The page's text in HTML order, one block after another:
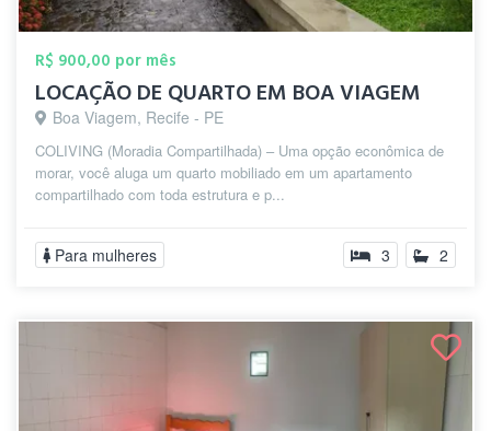
R$ 900,00 por mês
LOCAÇÃO DE QUARTO EM BOA VIAGEM
Boa Viagem, Recife - PE
COLIVING (Moradia Compartilhada) – Uma opção econômica de
morar, você aluga um quarto mobiliado em um apartamento
compartilhado com toda estrutura e p...
Para mulheres 3 2